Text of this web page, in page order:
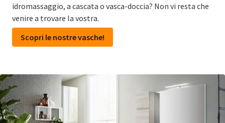
idromassaggio, a cascata o vasca-doccia? Non vi resta che
venire a trovare la vostra.
Scopri le nostre vasche!